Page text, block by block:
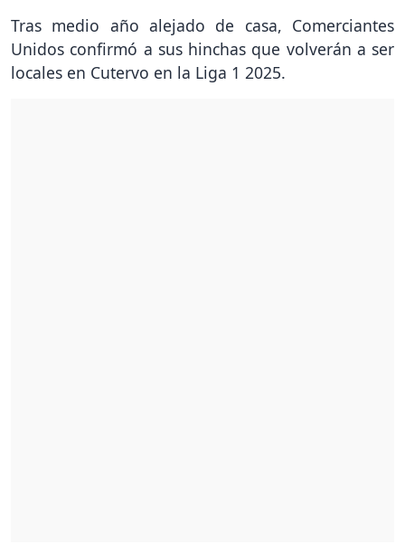
Tras medio año alejado de casa, Comerciantes
Unidos confirmó a sus hinchas que volverán a ser
locales en Cutervo en la Liga 1 2025.